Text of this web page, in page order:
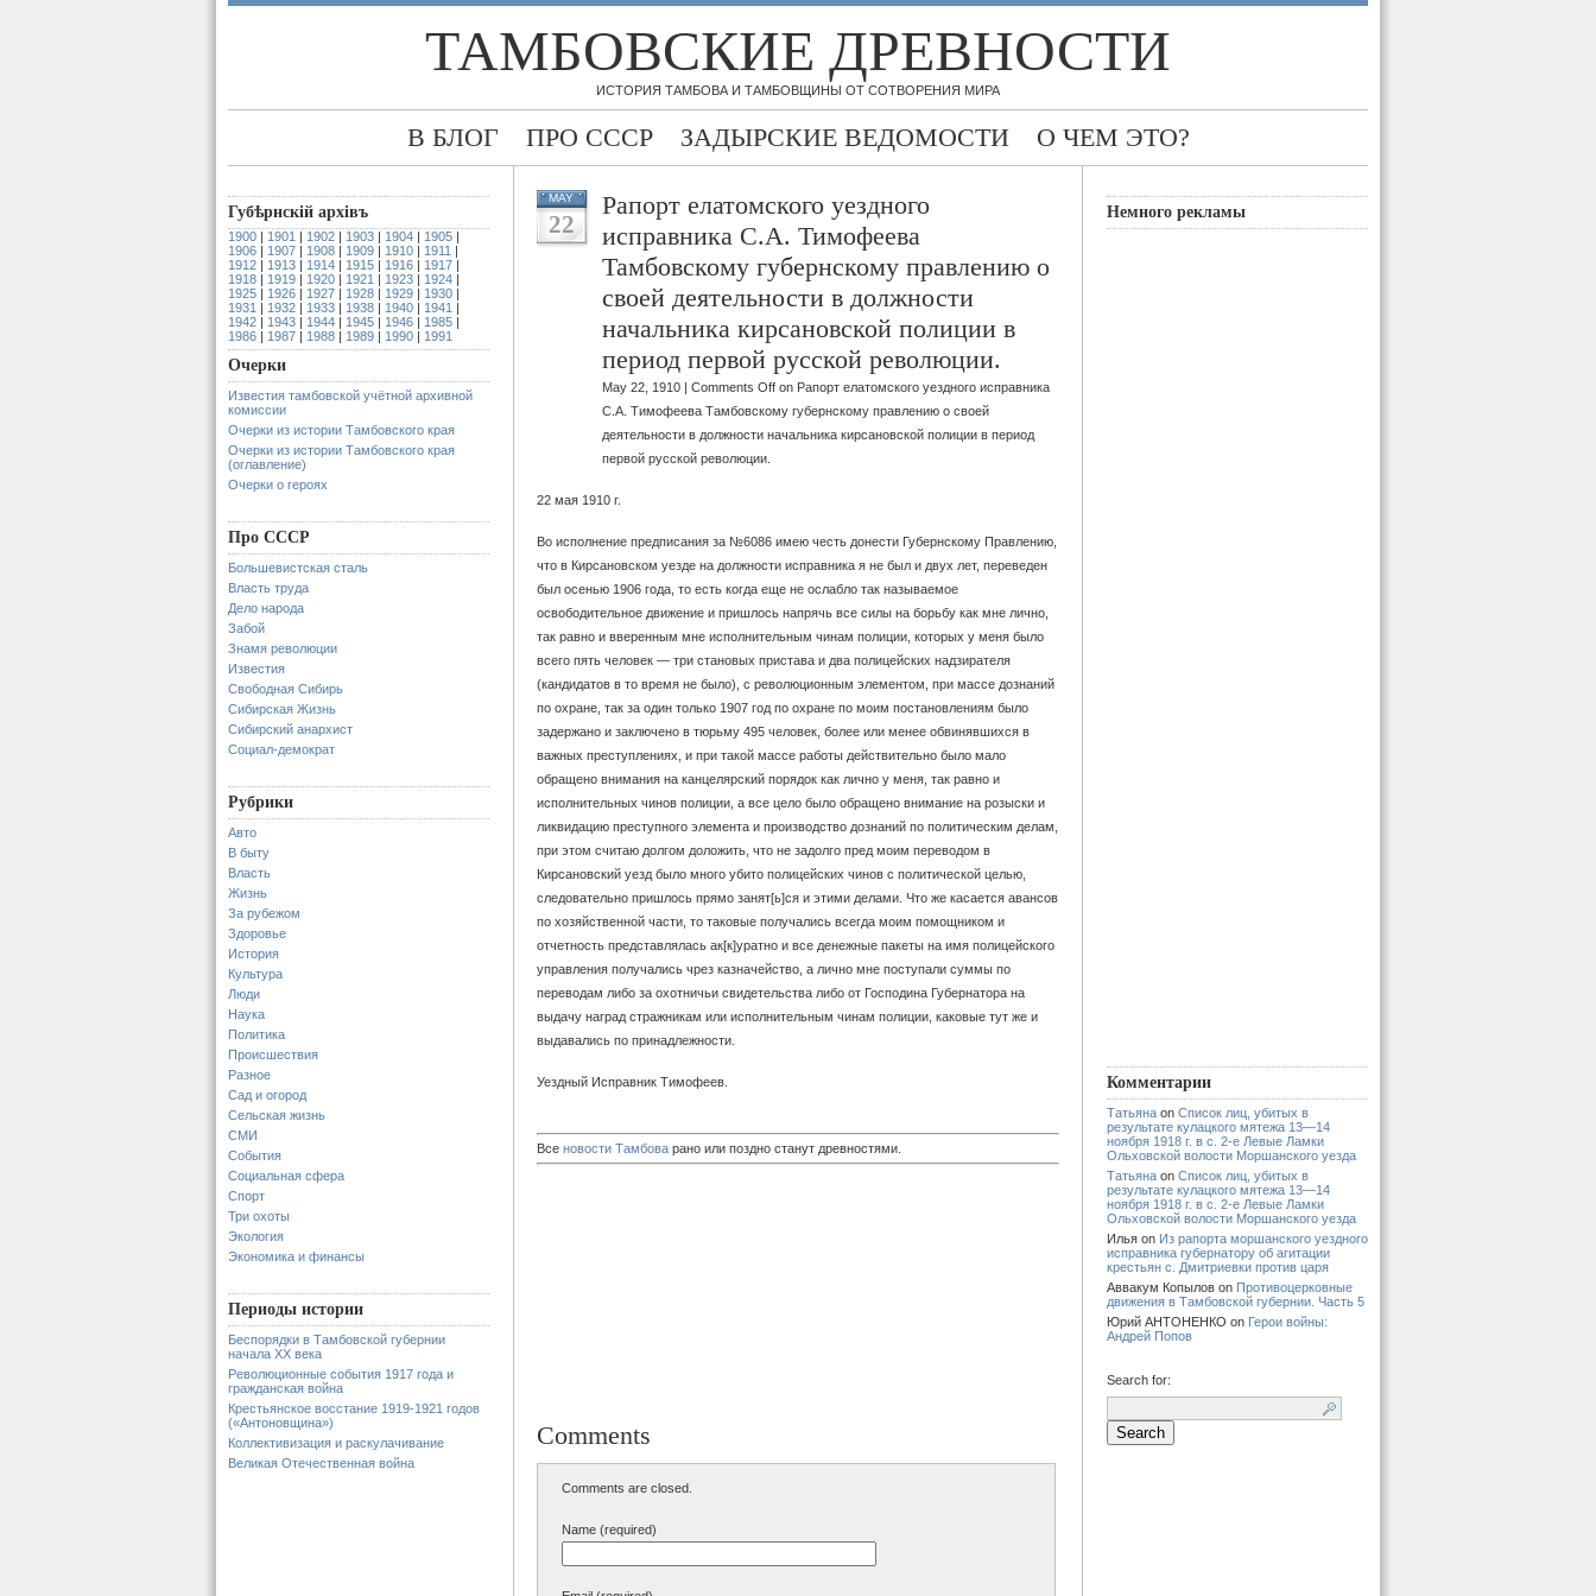
ТАМБОВСКИЕ ДРЕВНОСТИ
ИСТОРИЯ ТАМБОВА И ТАМБОВЩИНЫ ОТ СОТВОРЕНИЯ МИРА
В БЛОГ ПРО СССР ЗАДЫРСКИЕ ВЕДОМОСТИ О ЧЕМ ЭТО?
Губѣрнскiй архiвъ
1900 | 1901 | 1902 | 1903 | 1904 | 1905 |
1906 | 1907 | 1908 | 1909 | 1910 | 1911 |
1912 | 1913 | 1914 | 1915 | 1916 | 1917 |
1918 | 1919 | 1920 | 1921 | 1923 | 1924 |
1925 | 1926 | 1927 | 1928 | 1929 | 1930 |
1931 | 1932 | 1933 | 1938 | 1940 | 1941 |
1942 | 1943 | 1944 | 1945 | 1946 | 1985 |
1986 | 1987 | 1988 | 1989 | 1990 | 1991
Очерки
Известия тамбовской учётной архивной
комиссии
Очерки из истории Тамбовского края
Очерки из истории Тамбовского края
(оглавление)
Очерки о героях
Про СССР
Большевистская сталь
Власть труда
Дело народа
Забой
Знамя революции
Известия
Свободная Сибирь
Сибирская Жизнь
Сибирский анархист
Социал-демократ
Рубрики
Авто
В быту
Власть
Жизнь
За рубежом
Здоровье
История
Культура
Люди
Наука
Политика
Происшествия
Разное
Сад и огород
Сельская жизнь
СМИ
События
Социальная сфера
Спорт
Три охоты
Экология
Экономика и финансы
Периоды истории
Беспорядки в Тамбовской губернии
начала XX века
Революционные события 1917 года и
гражданская война
Крестьянское восстание 1919-1921 годов
(«Антоновщина»)
Коллективизация и раскулачивание
Великая Отечественная война
MAY
22
Рапорт елатомского уездного
исправника С.А. Тимофеева
Тамбовскому губернскому правлению о
своей деятельности в должности
начальника кирсановской полиции в
период первой русской революции.
May 22, 1910 | Comments Off on Рапорт елатомского уездного исправника
С.А. Тимофеева Тамбовскому губернскому правлению о своей
деятельности в должности начальника кирсановской полиции в период
первой русской революции.
22 мая 1910 г.
Во исполнение предписания за №6086 имею честь донести Губернскому Правлению,
что в Кирсановском уезде на должности исправника я не был и двух лет, переведен
был осенью 1906 года, то есть когда еще не ослабло так называемое
освободительное движение и пришлось напрячь все силы на борьбу как мне лично,
так равно и вверенным мне исполнительным чинам полиции, которых у меня было
всего пять человек — три становых пристава и два полицейских надзирателя
(кандидатов в то время не было), с революционным элементом, при массе дознаний
по охране, так за один только 1907 год по охране по моим постановлениям было
задержано и заключено в тюрьму 495 человек, более или менее обвинявшихся в
важных преступлениях, и при такой массе работы действительно было мало
обращено внимания на канцелярский порядок как лично у меня, так равно и
исполнительных чинов полиции, а все цело было обращено внимание на розыски и
ликвидацию преступного элемента и производство дознаний по политическим делам,
при этом считаю долгом доложить, что не задолго пред моим переводом в
Кирсановский уезд было много убито полицейских чинов с политической целью,
следовательно пришлось прямо занят[ь]ся и этими делами. Что же касается авансов
по хозяйственной части, то таковые получались всегда моим помощником и
отчетность представлялась ак[к]уратно и все денежные пакеты на имя полицейского
управления получались чрез казначейство, а лично мне поступали суммы по
переводам либо за охотничьи свидетельства либо от Господина Губернатора на
выдачу наград стражникам или исполнительным чинам полиции, каковые тут же и
выдавались по принадлежности.
Уездный Исправник Тимофеев.
Все новости Тамбова рано или поздно станут древностями.
Comments
Comments are closed.
Name (required)
Немного рекламы
Комментарии
Татьяна on Список лиц, убитых в
результате кулацкого мятежа 13—14
ноября 1918 г. в с. 2-е Левые Ламки
Ольховской волости Моршанского уезда
Татьяна on Список лиц, убитых в
результате кулацкого мятежа 13—14
ноября 1918 г. в с. 2-е Левые Ламки
Ольховской волости Моршанского уезда
Илья on Из рапорта моршанского уездного
исправника губернатору об агитации
крестьян с. Дмитриевки против царя
Аввакум Копылов on Противоцерковные
движения в Тамбовской губернии. Часть 5
Юрий АНТОНЕНКО on Герои войны:
Андрей Попов
Search for: